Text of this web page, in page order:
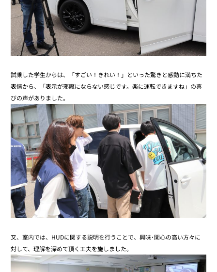
試乗した学生からは、「すごい！きれい！」といった驚きと感動に満ちた
表情から、「表示が邪魔にならない感じです。楽に運転できますね」の喜
びの声がありました。
又、室内では、HUDに関する説明を行うことで、興味･関心の高い方々に
対して、理解を深めて頂く工夫を施しました。